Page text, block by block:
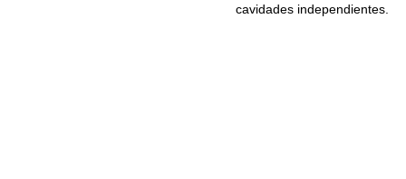
cavidades independientes.